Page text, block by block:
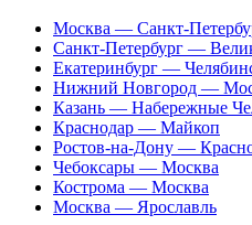
Москва — Санкт-
Санкт-Петербург —
Екатеринбург —
Нижний Новгород —
Казань — Набережные
Краснодар — Майкоп
Ростов-на-Дону —
Чебоксары — Москва
Кострома — Москва
Москва — Ярославль